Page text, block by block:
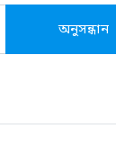
অনুসন্ধান